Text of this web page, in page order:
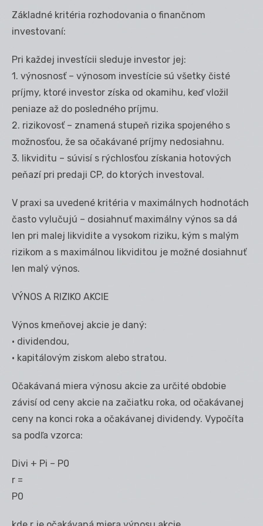
Základné kritéria rozhodovania o finančnom
investovaní:
Pri každej investícii sleduje investor jej:
1. výnosnosť – výnosom investície sú všetky čisté
príjmy, ktoré investor získa od okamihu, keď vložil
peniaze až do posledného príjmu.
2. rizikovosť – znamená stupeň rizika spojeného s
možnosťou, že sa očakávané príjmy nedosiahnu.
3. likviditu – súvisí s rýchlosťou získania hotových
peňazí pri predaji CP, do ktorých investoval.
V praxi sa uvedené kritéria v maximálnych hodnotách
často vylučujú – dosiahnuť maximálny výnos sa dá
len pri malej likvidite a vysokom riziku, kým s malým
rizikom a s maximálnou likviditou je možné dosiahnuť
len malý výnos.
VÝNOS A RIZIKO AKCIE
Výnos kmeňovej akcie je daný:
• dividendou,
• kapitálovým ziskom alebo stratou.
Očakávaná miera výnosu akcie za určité obdobie
závisí od ceny akcie na začiatku roka, od očakávanej
ceny na konci roka a očakávanej dividendy. Vypočíta
sa podľa vzorca:
Divi + Pi – P0
r =
P0